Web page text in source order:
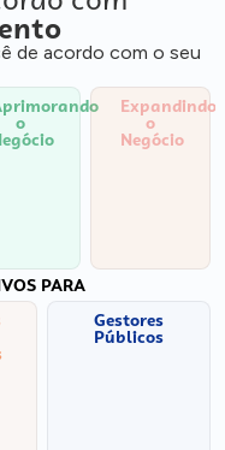
de acordo com o seu
o
Expandindo
o
Negócio
PARA
Gestores
Públicos